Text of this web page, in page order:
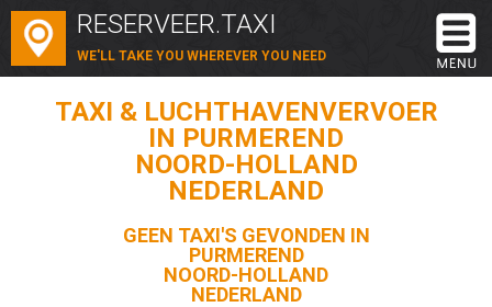
RESERVEER.TAXI
WE'LL TAKE YOU WHEREVER YOU NEED
TAXI & LUCHTHAVENVERVOER
IN PURMEREND
NOORD-HOLLAND
NEDERLAND
GEEN TAXI'S GEVONDEN IN
PURMEREND
NOORD-HOLLAND
NEDERLAND